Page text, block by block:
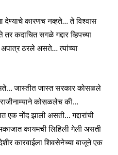
देण्याचे कारणच नव्हते… ते विश्वास
कदाचित सगळे गद्दार व्हिपच्या
ठरले असते… त्यांच्या
जास्तीत जास्त सरकार कोसळले
कोसळलेच की…
एक नोंद झाली असती… गद्दारांची
कायमची लिहिली गेली असती
कारवाईला शिवसेनेच्या बाजूने एक